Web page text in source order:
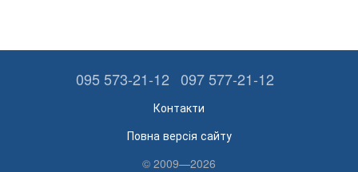
095 573-21-12 097 577-21-12
Контакти
Повна версія сайту
© 2009—2026